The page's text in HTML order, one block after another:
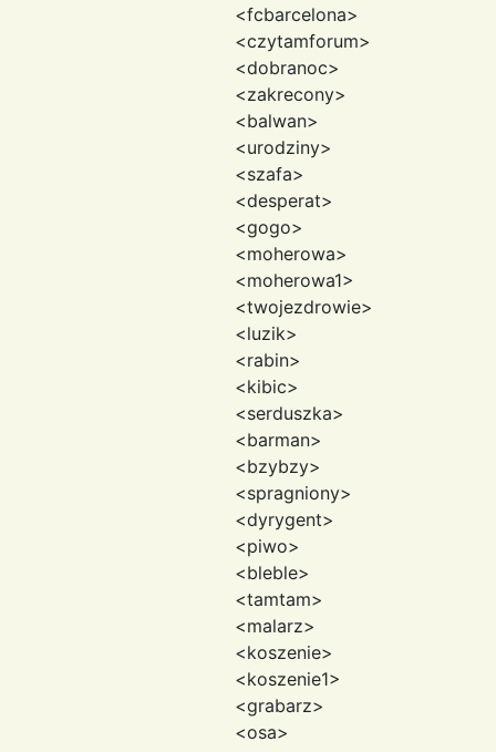
<fcbarcelona>
<czytamforum>
<dobranoc>
<zakrecony>
<balwan>
<urodziny>
<szafa>
<desperat>
<gogo>
<moherowa>
<moherowa1>
<twojezdrowie>
<luzik>
<rabin>
<kibic>
<serduszka>
<barman>
<bzybzy>
<spragniony>
<dyrygent>
<piwo>
<bleble>
<tamtam>
<malarz>
<koszenie>
<koszenie1>
<grabarz>
<osa>